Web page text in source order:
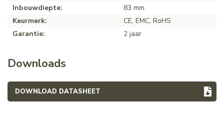
Inbouwdiepte:
83 mm
Keurmerk:
CE, EMC, RoHS
Garantie:
2 jaar
Downloads
DOWNLOAD DATASHEET